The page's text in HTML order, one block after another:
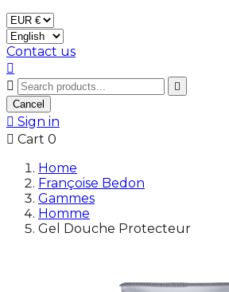
Contact us



Cancel
 Sign in
 Cart 0
Home
Françoise Bedon
Gammes
Homme
Gel Douche Protecteur